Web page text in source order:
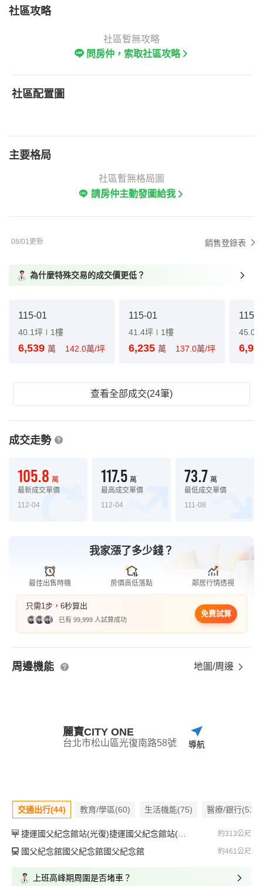
社區攻略
社區暫無攻略
問房仲，索取社區攻略
社區配置圖
主要格局
社區暫無格局圖
請房仲主動發圖給我
08/01更新 銷售登錄表
為什麼特殊交易的成交價更低？
115-01
40.1坪 1樓
6,539 萬 142.0萬/坪
115-01
41.4坪 1樓
6,235 萬 137.0萬/坪
115-
45.0坪
查看全部成交(24筆)
成交走勢
105.8 萬
最新成交單價
112-04
117.5 萬
最高成交單價
112-04
73.7 萬
最低成交單價
111-08
我家漲了多少錢？
最佳出售時機 房價高低落點 鄰居行情透視
只需1步，6秒算出
已有 99,999 人試算成功
免費試算
周邊機能 地圖/周邊
麗寶CITY ONE
台北市松山區光復南路58號 導航
交通出行(44) 教育/學區(60) 生活機能(75) 醫療/銀行(51)
捷運國父紀念館站(光復)捷運國父紀念館站(光復)捷運國父紀念館站(光復) 約313公尺
國父紀念館國父紀念館國父紀念館 約461公尺
上班高峰期周圍是否堵車？